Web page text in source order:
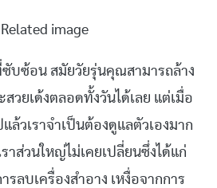
บซ้อน สมัยวัยรุ่นคุณสามารถล้าง
สวยเด้งตลอดทั้งวันได้เลย แต่เมื่อ
ล้วเราจำเป็นต้องดูแลตัวเองมาก
าส่วนใหญ่ไม่เคยเปลี่ยนซึ่งได้แก่
รลบเครื่องสำอาง เหงื่อจากการ